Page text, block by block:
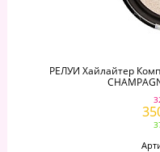
РЕЛУИ Хайлайтер